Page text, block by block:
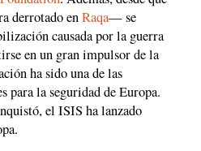
derrotado enRaqa— se
causada por la guerra
en un gran impulsor de la
ha sido una de las
para la seguridad de Europa.
el ISIS ha lanzado